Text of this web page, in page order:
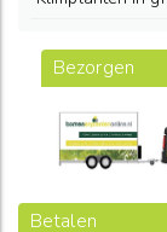
Bezorgen
Betalen